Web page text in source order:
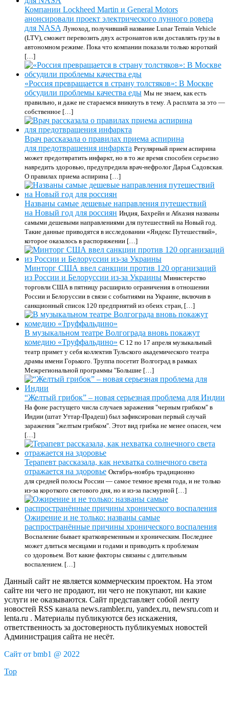
Компании Lockheed Martin и General Motors
анонсировали проект электрического лунного ровера
для NASA Луноход, получивший название Lunar Terrain Vehicle
(LTV), сможет перевозить двух астронавтов или доставлять грузы в
автономном режиме. Пока что компании показали только короткий
[…]
«Россия превращается в страну толстяков»: В Москве
обсудили проблемы качества еды Мы не знаем, как есть
правильно, и даже не стараемся вникнуть в тему. А расплата за это —
собственное […]
Врач рассказала о правилах приема аспирина
для предотвращения инфаркта Регулярный прием аспирина
может предотвратить инфаркт, но в то же время способен серьезно
навредить здоровью, предупредила врач-нефролог Дарья Садовская.
О правилах приема аспирина […]
Названы самые дешевые направления путешествий
на Новый год для россиян Индия, Бахрейн и Абхазия названы
самыми дешевыми направлениями для путешествий на Новый год.
Такие данные приводятся в исследовании «Яндекс Путешествий»,
которое оказалось в распоряжении […]
Минторг США ввел санкции против 120 организаций
из России и Белоруссии из-за Украины Министерство
торговли США в пятницу расширило ограничения в отношении
России и Белоруссии в связи с событиями на Украине, включив в
санкционный список 120 предприятий из обеих стран, […]
В музыкальном театре Волгограда вновь покажут
комедию «Труффальдино» С 12 по 17 апреля музыкальный
театр примет у себя коллектив Тульского академического театра
драмы имени Горького. Труппа посетит Волгоград в рамках
Межрегиональной программы "Большие […]
“Желтый грибок” – новая серьезная проблема для Индии
На фоне растущего числа случаев заражения "черным грибком" в
Индии (штат Уттар-Прадеш) был зафиксирован первый случай
заражения "желтым грибком". Этот вид грибка не менее опасен, чем
[…]
Терапевт рассказала, как нехватка солнечного света
отражается на здоровье Октябрь-ноябрь традиционно
для средней полосы России — самое темное время года, и не только
из-за короткого светового дня, но и из-за пасмурной […]
Ожирение и не только: названы самые
распространённые причины хронического воспаления
Воспаление бывает кратковременным и хроническим. Последнее
может длиться месяцами и годами и приводить к проблемам
со здоровьем. Вот какие факторы связаны с длительным
воспалением. […]
Данный сайт не является коммерческим проектом. На этом
сайте ни чего не продают, ни чего не покупают, ни какие
услуги не оказываются. Сайт представляет собой ленту
новостей RSS канала news.rambler.ru, yandex.ru, newsru.com и
lenta.ru . Материалы публикуются без искажения,
ответственность за достоверность публикуемых новостей
Администрация сайта не несёт.
Сайт от bmb1 @ 2022
Top